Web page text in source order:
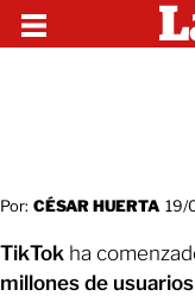
Por: CÉSAR HUERTA 19/
TikTok ha
millones de usuarios